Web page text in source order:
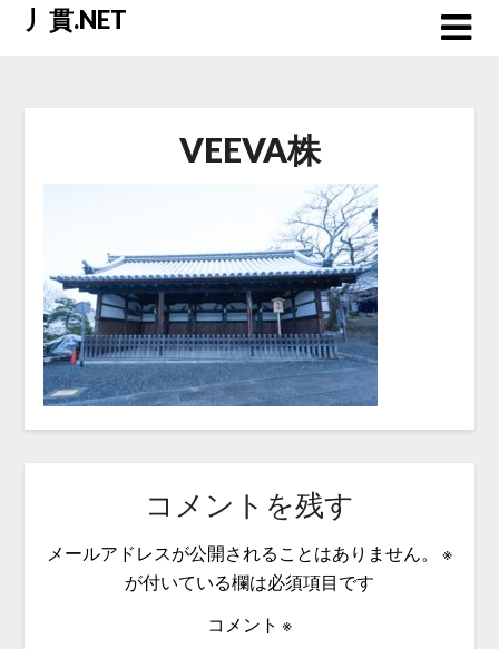
Skip丿貫.NET
VEEVA株
コメントを残す
メールアドレスが公開されることはありません。
※
が付いている欄は必須項目です
コメント ※